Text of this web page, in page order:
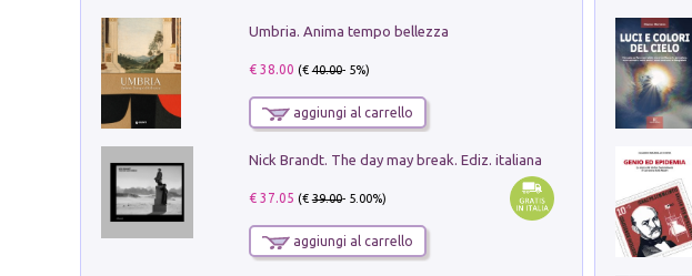
Umbria. Anima tempo bellezza
€ 38.00 (€40.00- 5%)
aggiungi al carrello
Nick Brandt. The day may break. Ediz. italiana
€ 37.05 (€39.00- 5.00%)
aggiungi al carrello